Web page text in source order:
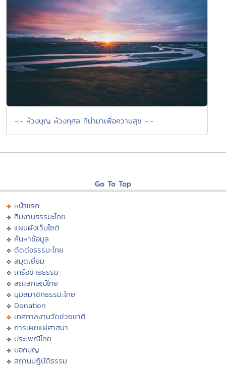
-:- ห้วงบุญ ห้วงกุศล ที่นำมาเพื่อความสุข -:-
Go To Top
หน้าแรก
ทีมงานธรรมะไทย
แผนผังเว็บไซต์
ค้นหาข้อมูล
ติดต่อธรรมะไทย
สมุดเยี่ยม
เครือข่ายธรรมะ
สัญลักษณ์ไทย
มุมสมาชิกธรรมะไทย
Donation
เทศกาลงานวัดช่วยชาติ
การเผยแผ่ศาสนา
ประเพณีไทย
บอกบุญ
สถานปฏิบัติธรรม